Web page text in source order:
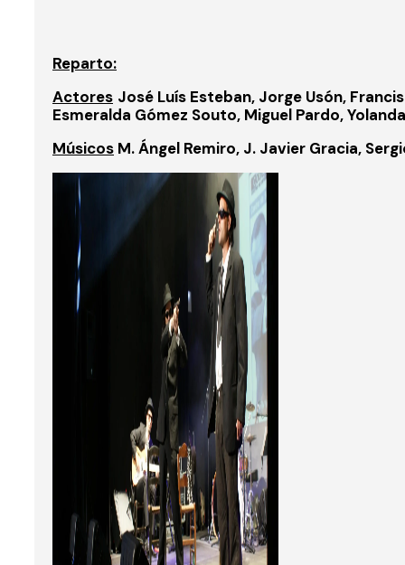
Reparto:
Actores José Luís Esteban, Jorge Usón,
Esmeralda Gómez Souto, Miguel Pardo,
Músicos M. Ángel Remiro, J. Javier Gracia,